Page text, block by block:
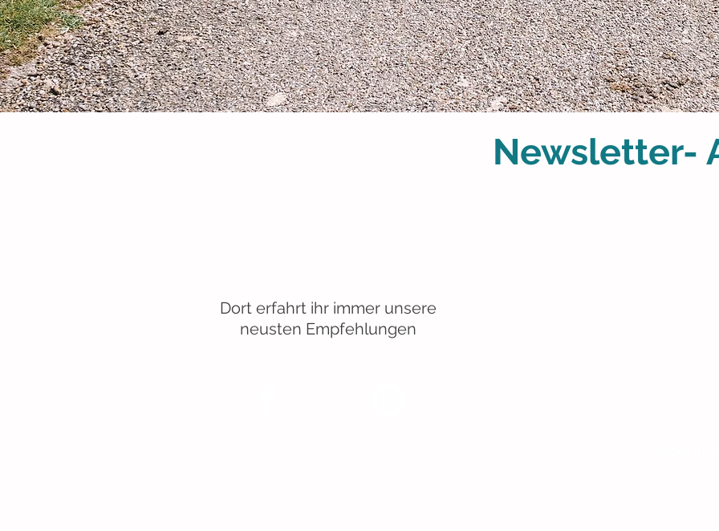
Newsletter-
Dort erfahrt ihr immer unsere
neusten Empfehlungen